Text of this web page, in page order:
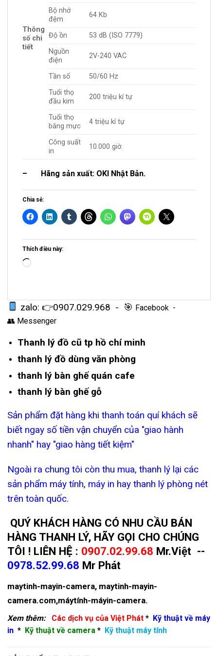
Thông
số chi
tiết
Bộ nhớ
đệm
64 Kb
Độ ồn
53 dB (ISO 7779)
Nguồn
điện
2V-240 VAC
Tần số
50/60 Hz
Tuổi thọ
đầu kim
200 triệu kí tự
Tuổi thọ
băng mực
4 triệu kí tự
Công suất
in
10.000 giờ.
– Hãng sản xuất: OKI Nhật Bản.
Chia sẻ:
Thích điều này:
Loading…
zalo: 👉0907.029.968 - 🎯 Facebook -
👥 Messenger
Thanh lý đồ cũ tp hồ chí minh
thanh lý đồ dùng văn phòng
thanh lý bàn ghế quán cafe
thanh lý bàn ghế gỗ
Sản phẩm đặt hàng khi thanh toán quí khách sẽ
biết ngay số tiền vận chuyển của "giao hành
nhanh" hay "giao hàng tiết kiệm"
Ngoài ra chung tôi còn thu mua, thanh lý lại các
sản phẩm máy tính, máy in hay thanh lý phòng nét
trên toàn quốc.
QUÝ KHÁCH HÀNG CÓ NHU CẦU BÁN
HÀNG THANH LÝ, HÃY GỌI CHO CHÚNG
TÔI ! LIÊN HỆ : 0907.02.99.68 Mr.Việt --
0978.52.99.68 Mr Phát
maytinh-mayin-camera, maytinh-mayin-
camera.com,máytính-máyin-camera.
Xem thêm: Các dịch vụ của Việt Phát * Kỹ thuật về máy
in * Kỹ thuật về camera * Kỹ thuật máy tính